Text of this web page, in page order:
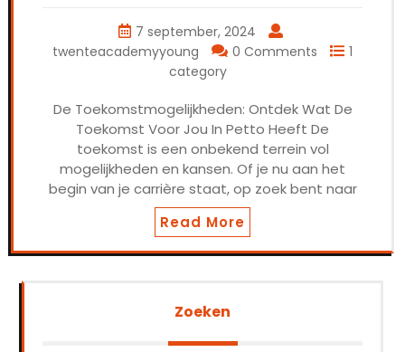
7 september, 2024
twenteacademyyoung
0 Comments
1
category
De Toekomstmogelijkheden: Ontdek Wat De
Toekomst Voor Jou In Petto Heeft De
toekomst is een onbekend terrein vol
mogelijkheden en kansen. Of je nu aan het
begin van je carrière staat, op zoek bent naar
Read More
Zoeken